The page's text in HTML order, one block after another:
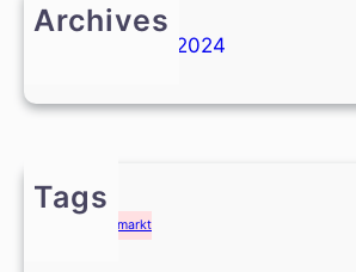
Archives
Februar 2024
Tags
Weihnachtsmarkt